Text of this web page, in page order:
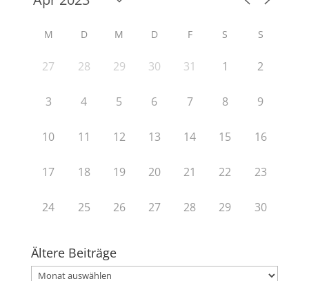
M D M D F S S
27 28 29 30 31 1 2
3 4 5 6 7 8 9
10 11 12 13 14 15 16
17 18 19 20 21 22 23
24 25 26 27 28 29 30
Ältere Beiträge
Ältere